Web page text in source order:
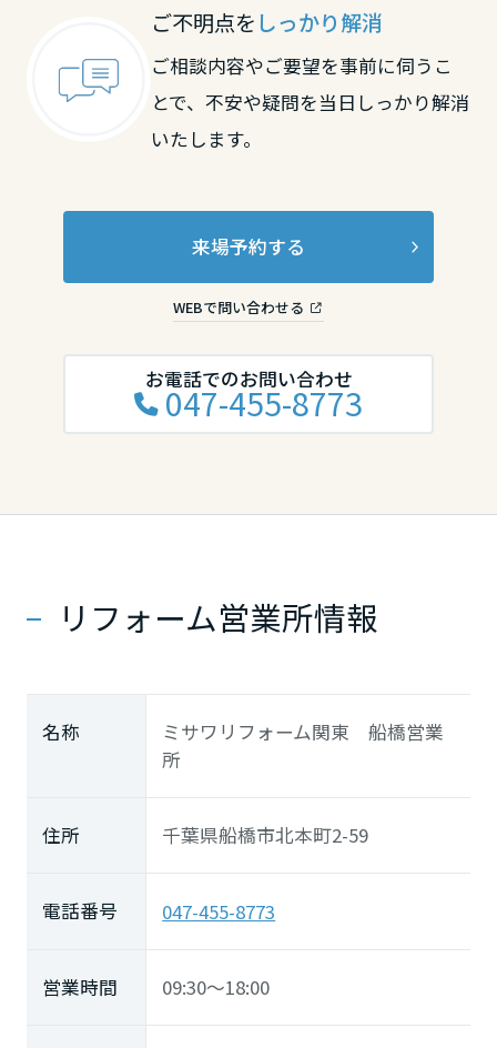
ご不明点を しっかり解消
ご相談内容やご要望を事前に伺うこ
とで、不安や疑問を当日しっかり解消
いたします。
来場予約する
WEBで問い合わせる
お電話でのお問い合わせ
047-455-8773
リフォーム営業所情報
名称
ミサワリフォーム関東 船橋営業
所
住所 千葉県船橋市北本町2-59
電話番号 047-455-8773
営業時間 09:30～18:00
高知県
九州エリア
長崎県
鹿児島県